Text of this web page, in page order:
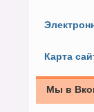
Карта
Мы в